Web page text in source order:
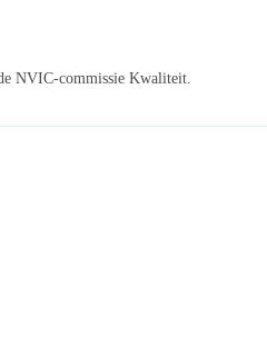
NVIC-commissie Kwaliteit.